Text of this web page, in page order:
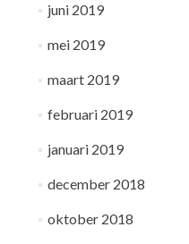
juni 2019
mei 2019
maart 2019
februari 2019
januari 2019
december 2018
oktober 2018